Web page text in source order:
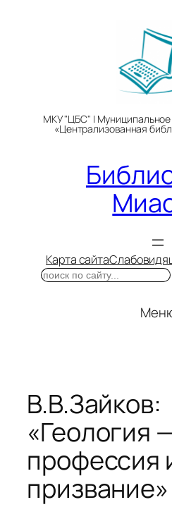
МКУ "ЦБС" | Муниципальное
«Централизованная
Карта сайта
Поиск
В.В.Зайков:
«Геология
профессия
призвание»